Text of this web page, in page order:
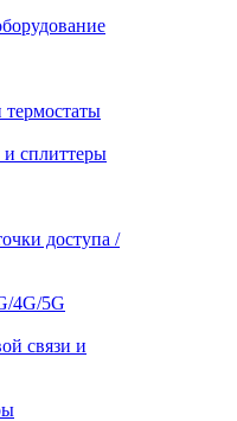
сплиттеры
доступа /
4G/5G
связи и